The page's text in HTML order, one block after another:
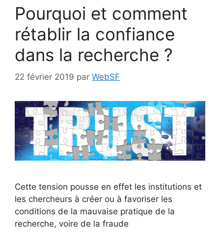
Pourquoi et comment
rétablir la confiance
dans la recherche ?
22 février 2019 par WebSF
Cette tension pousse en effet les institutions et
les chercheurs à créer ou à favoriser les
conditions de la mauvaise pratique de la
recherche, voire de la fraude